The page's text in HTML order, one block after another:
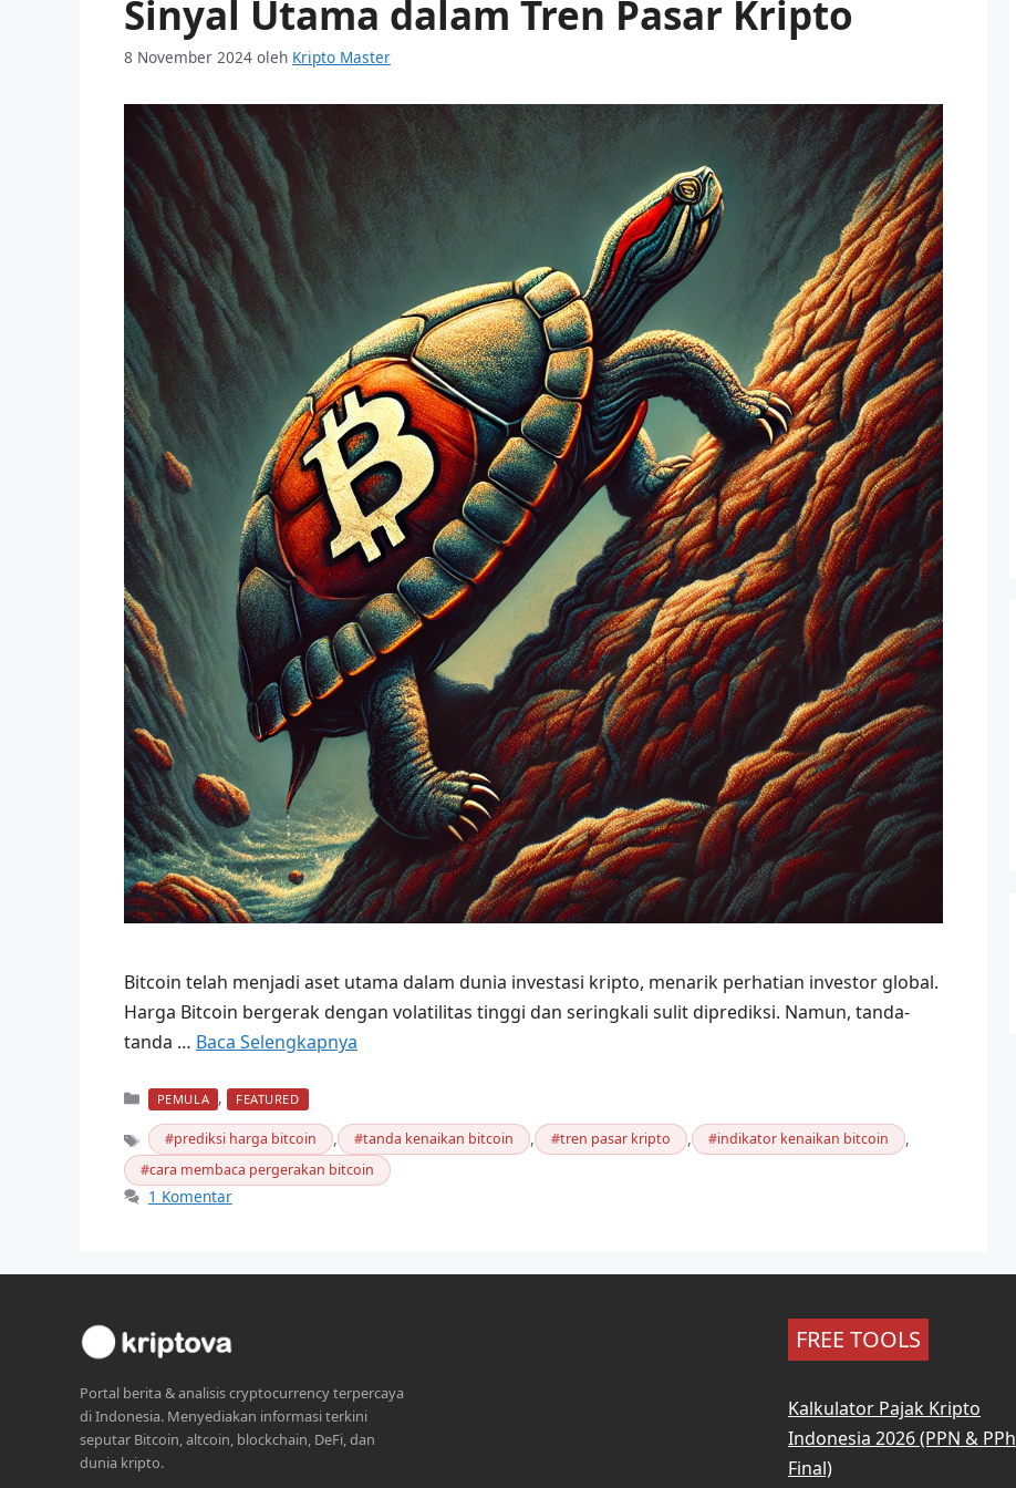
Sinyal Utama dalam Tren Pasar Kripto
8 November 2024 oleh Kripto Master
Bitcoin telah menjadi aset utama dalam dunia investasi kripto, menarik perhatian investor global.
Harga Bitcoin bergerak dengan volatilitas tinggi dan seringkali sulit diprediksi. Namun, tanda-
tanda … Baca Selengkapnya
Kategori
PEMULA , FEATURED
Tag
prediksi harga bitcoin , tanda kenaikan bitcoin , tren pasar kripto , indikator kenaikan bitcoin ,
cara membaca pergerakan bitcoin
1 Komentar
Portal berita & analisis cryptocurrency terpercaya
di Indonesia. Menyediakan informasi terkini
seputar Bitcoin, altcoin, blockchain, DeFi, dan
dunia kripto.
FREE TOOLS
Kalkulator Pajak Kripto
Indonesia 2026 (PPN & PPh
Final)